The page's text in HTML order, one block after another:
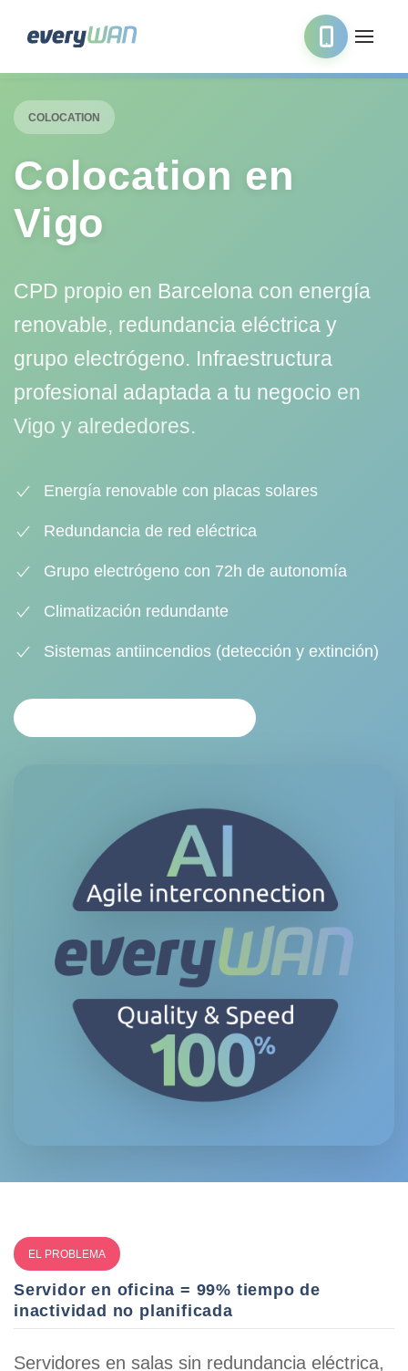
COLOCATION
Colocation en
Vigo
CPD propio en Barcelona con energía
renovable, redundancia eléctrica y
grupo electrógeno. Infraestructura
profesional adaptada a tu negocio en
Vigo y alrededores.
Energía renovable con placas solares
Redundancia de red eléctrica
Grupo electrógeno con 72h de autonomía
Climatización redundante
Sistemas antiincendios (detección y extinción)
EL PROBLEMA
Servidor en oficina = 99% tiempo de
inactividad no planificada
Servidores en salas sin redundancia eléctrica,